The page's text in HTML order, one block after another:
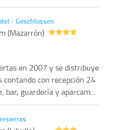
- Geschlossen
(Mazarrón)
en 2007 y se distribuye
contando con recepción 24
guardería y aparcam...